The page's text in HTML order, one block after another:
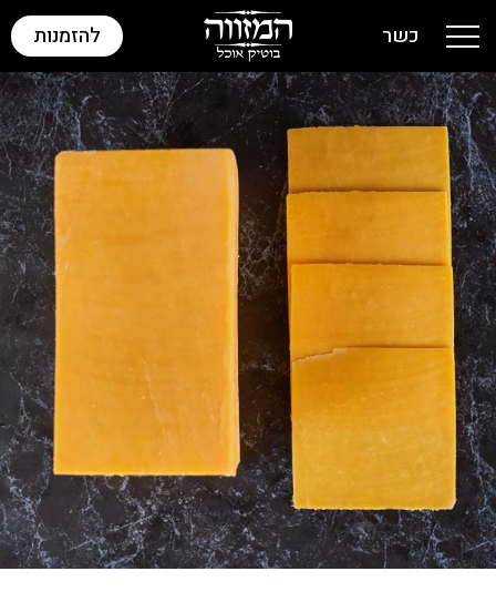
להזמנות
כשר